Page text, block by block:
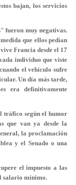
bajan, los servicios
fueron muy negativas.
que ellos pedían
Francia desde el 17
individuo que viste
el vehículo sufre
Un día más tarde,
era definitivamente
tráfico según el humor
que van ya desde la
la proclamación
y el Senado o una
el impuesto a las
salario mínimo.